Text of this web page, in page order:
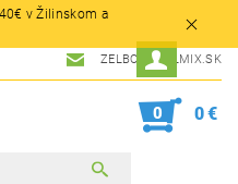
v Žilinskom a
ZELBOX@ZELMIX.SK
0 0 €